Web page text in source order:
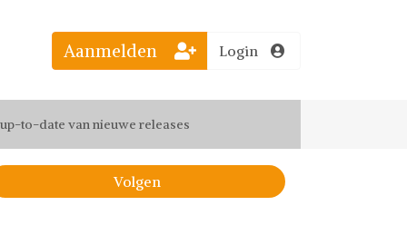
jouw favoriete looks
to-date van nieuwe releases
de leukste items met vrienden
Aanmelden Login
Volgen